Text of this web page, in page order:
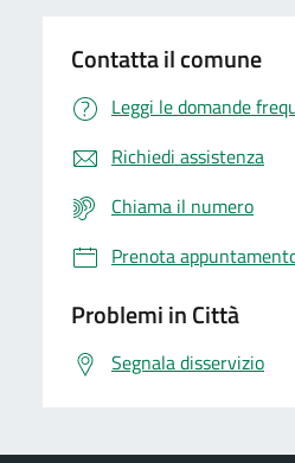
Contatta il comune
Leggi le domande
Richiedi assistenza
Chiama il numero
Prenota
Problemi in Città
Segnala disservizio